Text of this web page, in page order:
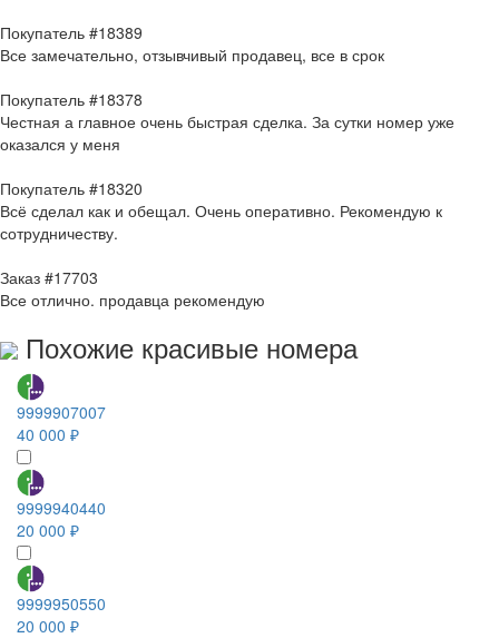
Покупатель #18389
Все замечательно, отзывчивый продавец, все в срок
Покупатель #18378
Честная а главное очень быстрая сделка. За сутки номер уже
оказался у меня
Покупатель #18320
Всё сделал как и обещал. Очень оперативно. Рекомендую к
сотрудничеству.
Заказ #17703
Все отлично. продавца рекомендую
Похожие красивые номера
9999907007
40 000 ₽
9999940440
20 000 ₽
9999950550
20 000 ₽